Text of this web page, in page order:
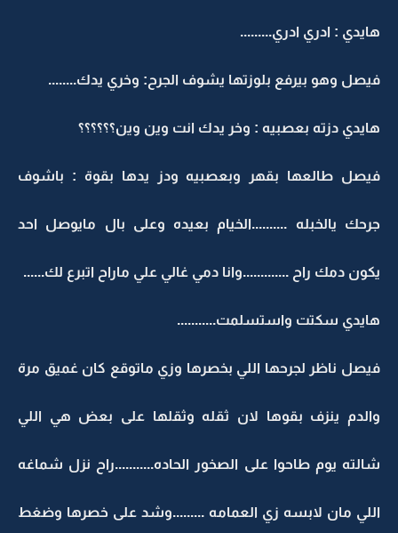
هايدي : ادري ادري.........
فيصل وهو بيرفع بلوزتها يشوف الجرح: وخري يدك........
هايدي دزته بعصبيه : وخر يدك انت وين وين؟؟؟؟؟؟
فيصل طالعها بقهر وبعصبيه ودز يدها بقوة : باشوف
جرحك يالخبله ..........الخيام بعيده وعلى بال مايوصل احد
يكون دمك راح .............وانا دمي غالي علي ماراح اتبرع لك......
هايدي سكتت واستسلمت...........
فيصل ناظر لجرحها اللي بخصرها وزي ماتوقع كان غميق مرة
والدم ينزف بقوها لان ثقله وثقلها على بعض هي اللي
شالته يوم طاحوا على الصخور الحاده...........راح نزل شماغه
اللي مان لابسه زي العمامه .........وشد على خصرها وضغط